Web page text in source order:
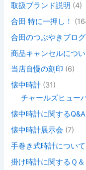
取扱ブランド説明 (4)
合田 特に一押し！
合田のつぶやきブログ
商品キャンセルにつ
当店自慢の刻印 (6)
懐中時計 (31)
チャールズヒュー
懐中時計に関するQ&A
懐中時計展示会 (7)
手巻き式時計について
掛け時計に関するＱ＆